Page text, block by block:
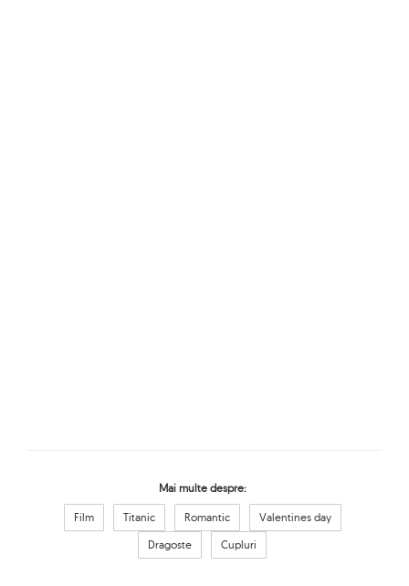
Mai multe despre:
Film Titanic Romantic
Valentines day
Dragoste
Cupluri